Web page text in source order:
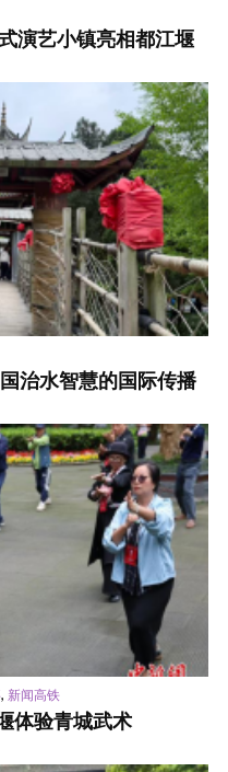
演艺小镇亮相都江堰
治水智慧的国际传播
, 新闻高铁
体验青城武术